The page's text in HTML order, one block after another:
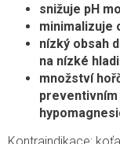
snižuje pH
minimalizuje
nízký obsah
na nízké
množství